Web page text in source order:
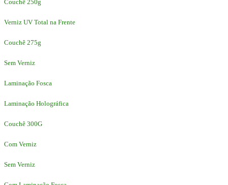
Couchê 250g
Verniz UV Total na Frente
Couchê 275g
Sem Verniz
Laminação Fosca
Laminação Holográfica
Couchê 300G
Com Verniz
Sem Verniz